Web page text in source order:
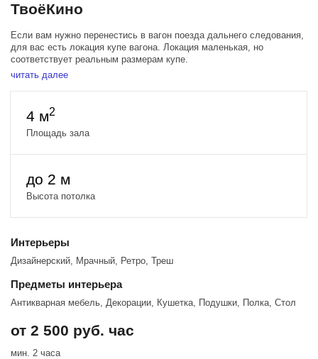
ТвоёКино
Если вам нужно перенестись в вагон поезда дальнего следования,
для вас есть локация купе вагона. Локация маленькая, но
соответствует реальным размерам купе.
В купе вагона можно снимать обратную точку. За окном хромакей и
с окном и поручнем. За окном хромакей и место для световых
приборов.
реальности, ведь декорация собрана из реальных элементов купе.
читать далее
4 м2
Площадь зала
до 2 м
Высота потолка
Интерьеры
Дизайнерский, Мрачный, Ретро, Треш
Предметы интерьера
Антикварная мебель, Декорации, Кушетка, Подушки, Полка, Стол
от 2 500 руб. час
мин. 2 часа